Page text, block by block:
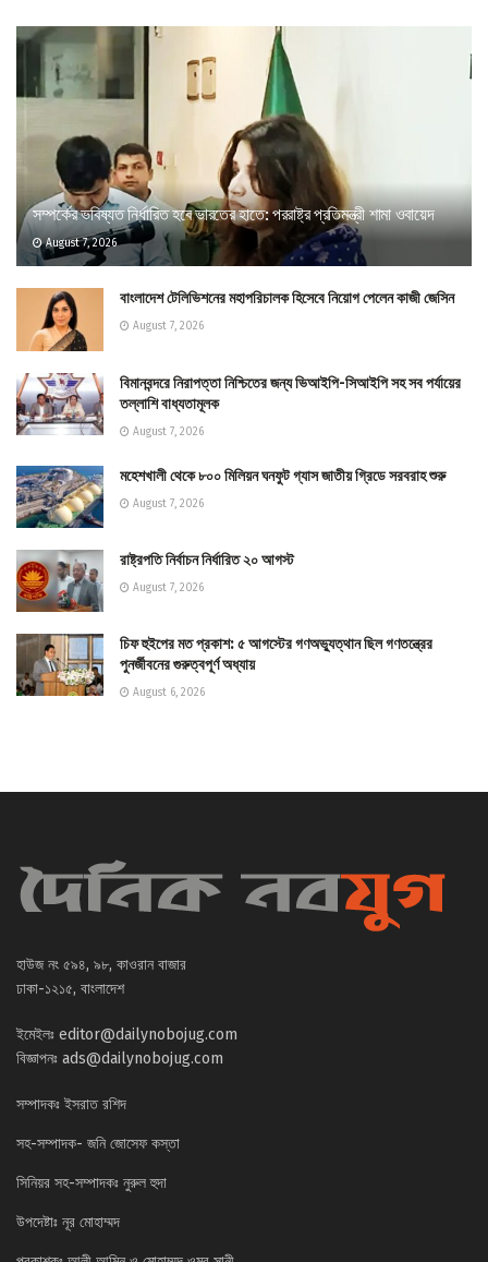
সম্পর্কের ভবিষ্যত নির্ধারিত হবে ভারতের হাতে: পররাষ্ট্র প্রতিমন্ত্রী শামা ওবায়েদ
August 7, 2026
বাংলাদেশ টেলিভিশনের মহাপরিচালক হিসেবে নিয়োগ পেলেন কাজী জেসিন
August 7, 2026
বিমানবন্দরে নিরাপত্তা নিশ্চিতের জন্য ভিআইপি-সিআইপি সহ সব পর্যায়ের
তল্লাশি বাধ্যতামূলক
August 7, 2026
মহেশখালী থেকে ৮০০ মিলিয়ন ঘনফুট গ্যাস জাতীয় গ্রিডে সরবরাহ শুরু
August 7, 2026
রাষ্ট্রপতি নির্বাচন নির্ধারিত ২০ আগস্ট
August 7, 2026
চিফ হুইপের মত প্রকাশ: ৫ আগস্টের গণঅভ্যুত্থান ছিল গণতন্ত্রের
পুনর্জীবনের গুরুত্বপূর্ণ অধ্যায়
August 6, 2026
হাউজ নং ৫৯৪, ৯৮, কাওরান বাজার
ঢাকা-১২১৫, বাংলাদেশ
ইমেইলঃ editor@dailynobojug.com
বিজ্ঞাপনঃ ads@dailynobojug.com
সম্পাদকঃ ইসরাত রশিদ
সহ-সম্পাদক- জনি জোসেফ কস্তা
সিনিয়র সহ-সম্পাদকঃ নুরুল হুদা
উপদেষ্টাঃ নূর মোহাম্মদ